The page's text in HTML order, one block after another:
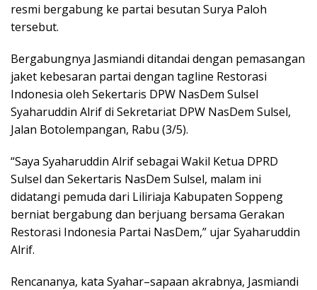
resmi bergabung ke partai besutan Surya Paloh
tersebut.
Bergabungnya Jasmiandi ditandai dengan pemasangan
jaket kebesaran partai dengan tagline Restorasi
Indonesia oleh Sekertaris DPW NasDem Sulsel
Syaharuddin Alrif di Sekretariat DPW NasDem Sulsel,
Jalan Botolempangan, Rabu (3/5).
“Saya Syaharuddin Alrif sebagai Wakil Ketua DPRD
Sulsel dan Sekertaris NasDem Sulsel, malam ini
didatangi pemuda dari Liliriaja Kabupaten Soppeng
berniat bergabung dan berjuang bersama Gerakan
Restorasi Indonesia Partai NasDem,” ujar Syaharuddin
Alrif.
Rencananya, kata Syahar–sapaan akrabnya, Jasmiandi